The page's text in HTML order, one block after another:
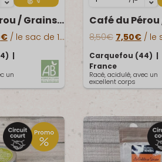
Café du Pérou / Grains 1kg
initial était : 32,50€.
€Le prix actuel est : 28,00€.
/ le sac de 1kg
|
un
8,50€ Le prix
7,50€Le
/ le
Carquefou (44) |
France
Racé, acidulé, avec un
excellent corps
Café
du
Pérou
/
Grains